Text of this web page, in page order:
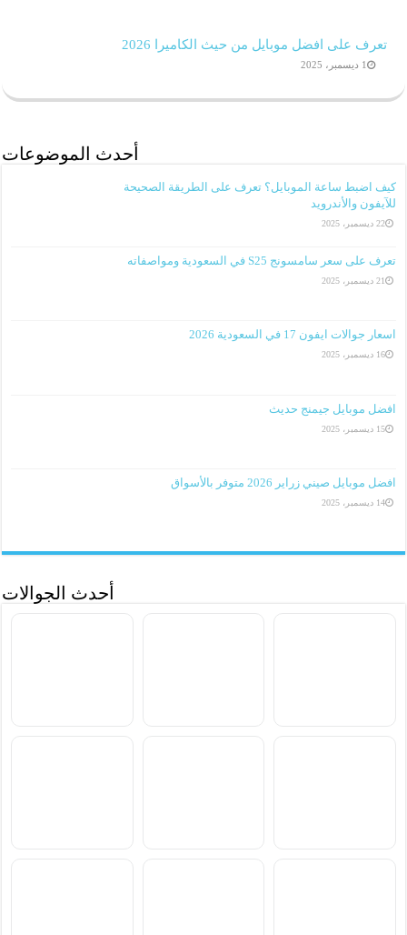
تعرف على افضل موبايل من حيث الكاميرا 2026
1 ديسمبر، 2025
أحدث الموضوعات
كيف اضبط ساعة الموبايل؟ تعرف على الطريقة الصحيحة
للآيفون والأندرويد
22 ديسمبر، 2025
تعرف على سعر سامسونج S25 في السعودية ومواصفاته
21 ديسمبر، 2025
اسعار جوالات ايفون 17 في السعودية 2026
16 ديسمبر، 2025
افضل موبايل جيمنج حديث
15 ديسمبر، 2025
افضل موبايل صيني زراير 2026 متوفر بالأسواق
14 ديسمبر، 2025
أحدث الجوالات